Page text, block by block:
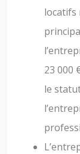
locatifs
23 000
le